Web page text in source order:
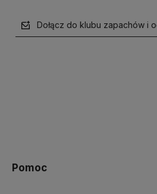
Dołącz do klubu zapachów i
Pomoc